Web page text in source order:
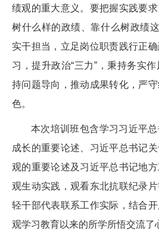
绩观的重大意义。要把握实践要求
树什么样的政绩、靠什么树政绩
实干担当，立足岗位职责践行正
习，提升政治“三力”，秉持务实
持问题导向，推动成果转化，严
色。
本次培训班包含学习习近平
成长的重要论述、习近平总书记
观的重要论述及习近平总书记地
观生动实践，观看东北抗联纪录
轻干部代表联系工作实际，结合
观学习教育以来的所学所悟交流了